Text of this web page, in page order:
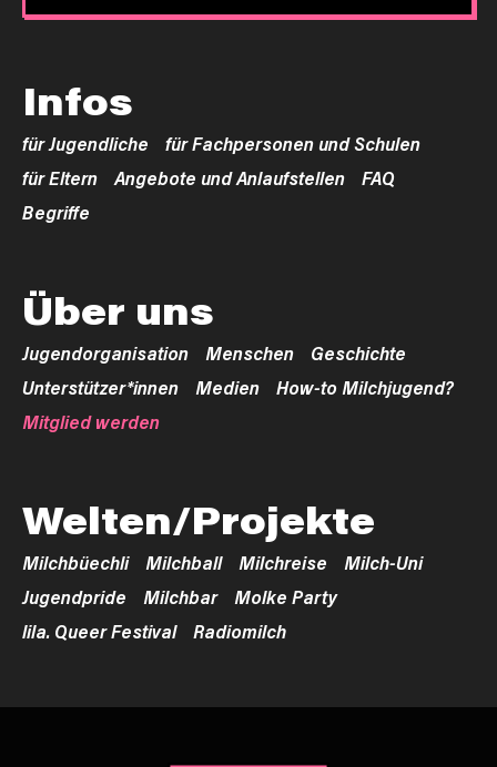
Infos
für Jugendliche
für Fachpersonen und Schulen
für Eltern
Angebote und Anlaufstellen
FAQ
Begriffe
Über uns
Jugendorganisation Menschen
Geschichte
Unterstützer*innen
Medien
How-to Milchjugend?
Mitglied werden
Welten/Projekte
Milchbüechli Milchball Milchreise
Milch-Uni
Jugendpride
Milchbar
Molke Party
lila. Queer Festival
Radiomilch